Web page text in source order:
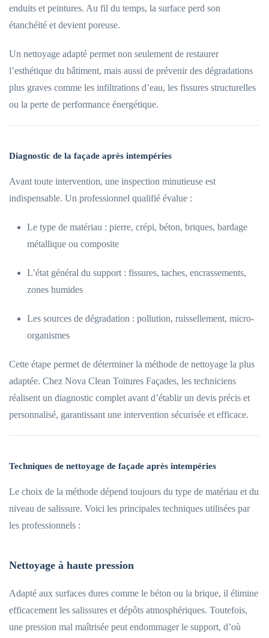
enduits et peintures. Au fil du temps, la surface perd son
étanchéité et devient poreuse.
Un nettoyage adapté permet non seulement de restaurer
l’esthétique du bâtiment, mais aussi de prévenir des dégradations
plus graves comme les infiltrations d’eau, les fissures structurelles
ou la perte de performance énergétique.
Diagnostic de la façade après intempéries
Avant toute intervention, une inspection minutieuse est
indispensable. Un professionnel qualifié évalue :
Le type de matériau : pierre, crépi, béton, briques, bardage
métallique ou composite
L’état général du support : fissures, taches, encrassements,
zones humides
Les sources de dégradation : pollution, ruissellement, micro-
organismes
Cette étape permet de déterminer la méthode de nettoyage la plus
adaptée. Chez Nova Clean Toitures Façades, les techniciens
réalisent un diagnostic complet avant d’établir un devis précis et
personnalisé, garantissant une intervention sécurisée et efficace.
Techniques de nettoyage de façade après intempéries
Le choix de la méthode dépend toujours du type de matériau et du
niveau de salissure. Voici les principales techniques utilisées par
les professionnels :
Nettoyage à haute pression
Adapté aux surfaces dures comme le béton ou la brique, il élimine
efficacement les salissures et dépôts atmosphériques. Toutefois,
une pression mal maîtrisée peut endommager le support, d’où